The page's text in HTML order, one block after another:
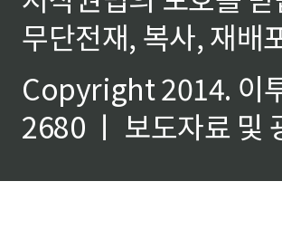
무단전재, 복사, 재배
Copyright 2014. 이
2680 ㅣ 보도자료